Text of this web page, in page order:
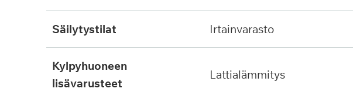
säilytystilat irtainvarasto
kylpyhuoneen
lisävarusteet
lattialämmitys